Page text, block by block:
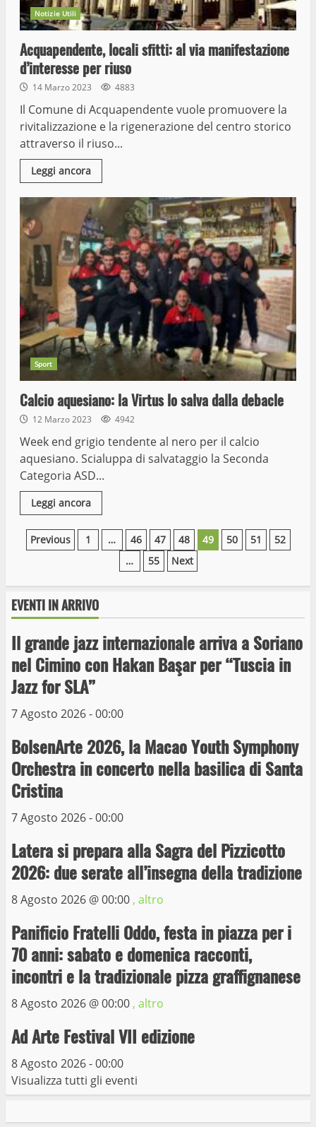
Notizie Utili
Acquapendente, locali sfitti: al via manifestazione
d’interesse per riuso
14 Marzo 2023 4883
Il Comune di Acquapendente vuole promuovere la
rivitalizzazione e la rigenerazione del centro storico
attraverso il riuso...
Leggi ancora
Sport
Calcio aquesiano: la Virtus lo salva dalla debacle
12 Marzo 2023 4942
Week end grigio tendente al nero per il calcio
aquesiano. Scialuppa di salvataggio la Seconda
Categoria ASD...
Leggi ancora
Paginazione
articoli
Previous 1 … 46 47 48 49 50 51
52
…
55 Next
EVENTI IN ARRIVO
Il grande jazz internazionale arriva a Soriano
nel Cimino con Hakan Başar per “Tuscia in
Jazz for SLA”
7 Agosto 2026 - 00:00
BolsenArte 2026, la Macao Youth Symphony
Orchestra in concerto nella basilica di Santa
Cristina
7 Agosto 2026 - 00:00
Latera si prepara alla Sagra del Pizzicotto
2026: due serate all’insegna della tradizione
8 Agosto 2026 @00:00 , altro
Panificio Fratelli Oddo, festa in piazza per i
70 anni: sabato e domenica racconti,
incontri e la tradizionale pizza graffignanese
8 Agosto 2026 @00:00 , altro
Ad Arte Festival VII edizione
8 Agosto 2026 - 00:00
Visualizza tutti gli eventi
3
Wiplanet Baseball supera il Napoli
4
La Polizia di Stato arresta il ladro seriale
delle auto in sosta a Viterbo
5
Michelangelo Buonarroti ospitata al
Museo dei Portici
19 Gennaio 2023
6
Trasporto pubblico locale, trasferimento
giugno
15 Giugno 2023
7
Giochi Sportivi Studenteschi di Atletica a
Viterbo
10 Maggio 2023
I Carabinieri arrestano due giovani per
stupefacenti
ritiro rifiuti porta a porta